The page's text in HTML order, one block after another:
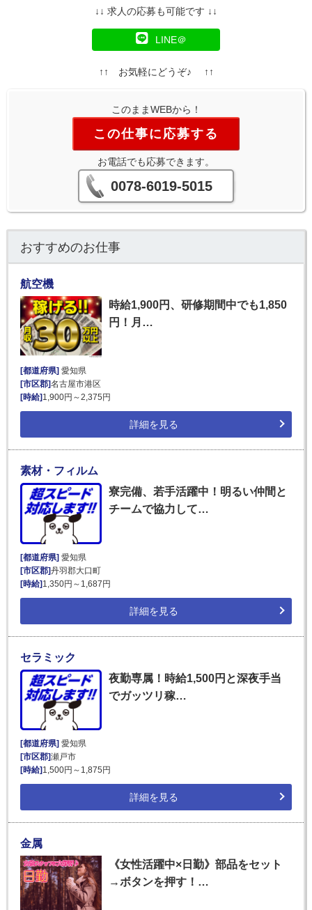
↓↓ 求人の応募も可能です ↓↓
LINE＠
↑↑ お気軽にどうぞ♪ ↑↑
このままWEBから！
この仕事に応募する
お電話でも応募できます。
0078-6019-5015
おすすめのお仕事
航空機
時給1,900円、研修期間中でも1,850
円！月…
[都道府県] 愛知県
[市区郡]名古屋市港区
[時給] 1,900円～2,375円
詳細を見る
素材・フィルム
寮完備、若手活躍中！明るい仲間と
チームで協力して…
[都道府県]愛知県
[市区郡]丹羽郡大口町
[時給]1,350円～1,687円
詳細を見る
セラミック
夜勤専属！時給1,500円と深夜手当
でガッツリ稼…
[都道府県] 愛知県
[市区郡]瀬戸市
[時給] 1,500円～1,875円
詳細を見る
金属
《女性活躍中×日勤》部品をセット
→ボタンを押す！…